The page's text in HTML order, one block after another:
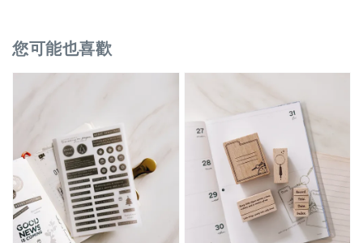
您可能也喜歡